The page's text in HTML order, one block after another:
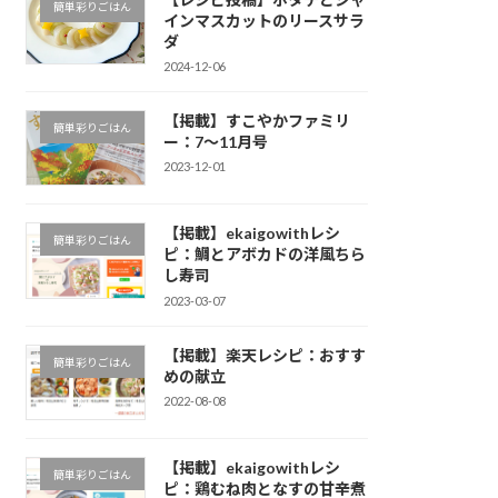
簡単彩りごはん
インマスカットのリースサラ
ダ
2024-12-06
簡単彩りごはん
【掲載】すこやかファミリ
ー：7～11月号
2023-12-01
簡単彩りごはん
【掲載】ekaigowithレシ
ピ：鯛とアボカドの洋風ちら
し寿司
2023-03-07
簡単彩りごはん
【掲載】楽天レシピ：おすす
めの献立
2022-08-08
簡単彩りごはん
【掲載】ekaigowithレシ
ピ：鶏むね肉となすの甘辛煮